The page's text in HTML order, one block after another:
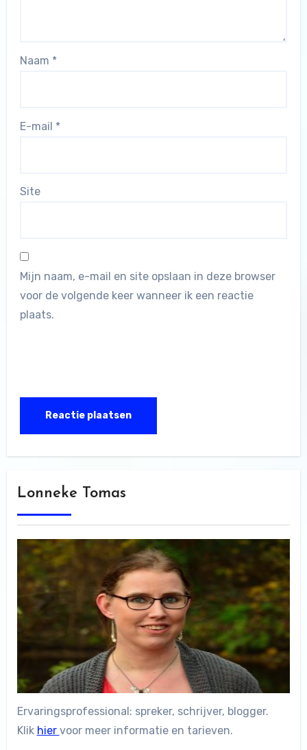
Naam *
E-mail *
Site
Mijn naam, e-mail en site opslaan in deze browser
voor de volgende keer wanneer ik een reactie
plaats.
Lonneke Tomas
Ervaringsprofessional: spreker, schrijver, blogger.
Klik hier voor meer informatie en tarieven.